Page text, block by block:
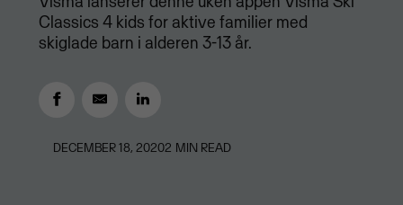
Classics 4 kids for aktive familier med
skiglade barn i alderen 3-13 år.
DECEMBER 18, 20202 MIN READ